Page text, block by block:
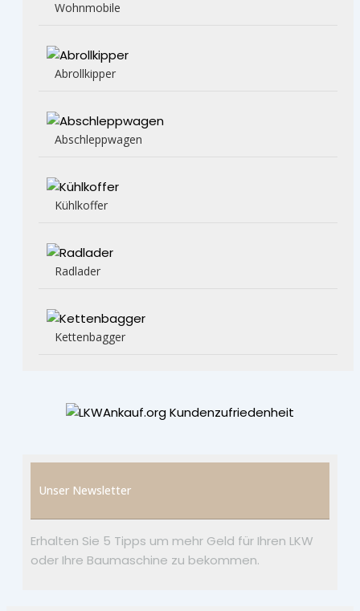
Wohnmobile
Abrollkipper
Abschleppwagen
Kühlkoffer
Radlader
Kettenbagger
Unser Newsletter
Erhalten Sie 5 Tipps um mehr Geld für Ihren LKW
oder Ihre Baumaschine zu bekommen.